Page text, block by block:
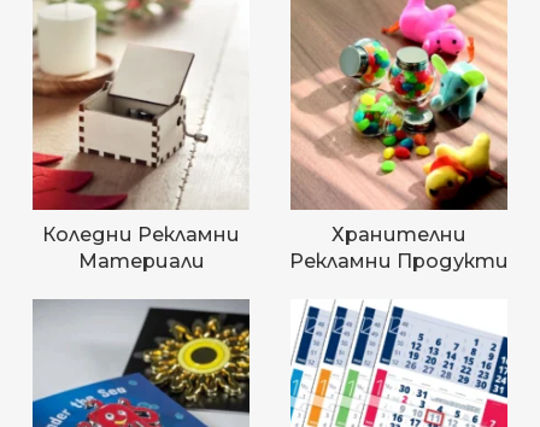
Коледни Рекламни
Материали
Хранителни
Рекламни Продукти